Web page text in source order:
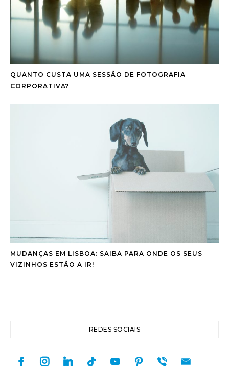
QUANTO CUSTA UMA SESSÃO DE FOTOGRAFIA
CORPORATIVA?
MUDANÇAS EM LISBOA: SAIBA PARA ONDE OS SEUS
VIZINHOS ESTÃO A IR!
REDES SOCIAIS
facebookinstagramlinkedintiktok youtubepinterest
viber mail